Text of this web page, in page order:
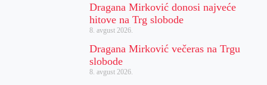
Dragana Mirković donosi najveće
hitove na Trg slobode
8. avgust 2026.
Dragana Mirković večeras na Trgu
slobode
8. avgust 2026.